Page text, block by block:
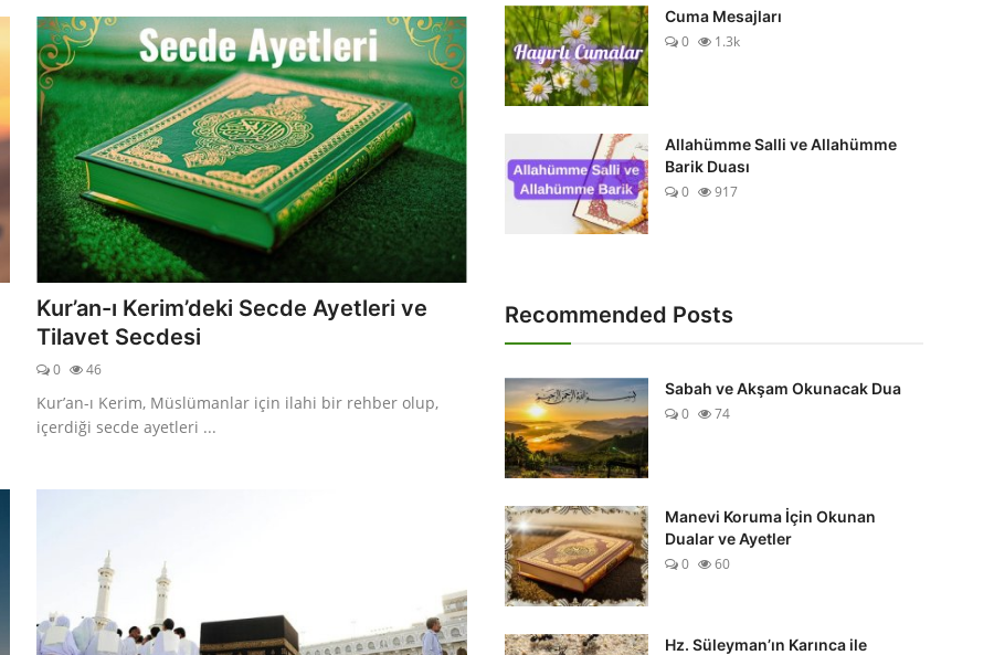
Kur’an-ı Kerim’deki Secde Ayetleri ve
Tilavet Secdesi
0 46
Kur’an-ı Kerim, Müslümanlar için ilahi bir rehber olup,
içerdiği secde ayetleri ...
Cuma Mesajları
0
1.3k
Allahümme Salli ve Allahümme
Barik Duası
0
917
Recommended Posts
Sabah ve Akşam Okunacak Dua
0
74
Manevi Koruma İçin Okunan
Dualar ve Ayetler
0
60
Hz. Süleyman’ın Karınca ile